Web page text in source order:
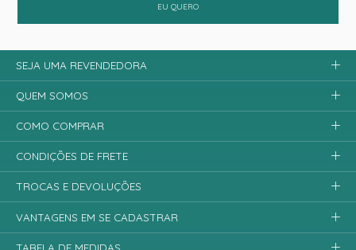
EU QUERO
SEJA UMA REVENDEDORA
QUEM SOMOS
COMO COMPRAR
CONDIÇÕES DE FRETE
TROCAS E DEVOLUÇÕES
VANTAGENS EM SE CADASTRAR
TABELA DE MEDIDAS